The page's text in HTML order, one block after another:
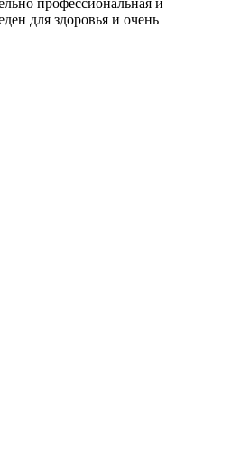
для здоровья и очень